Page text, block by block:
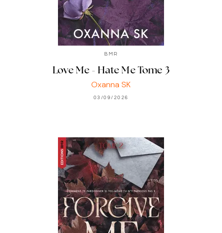
BMR
Love Me - Hate Me Tome 3
Oxanna SK
03/09/2026